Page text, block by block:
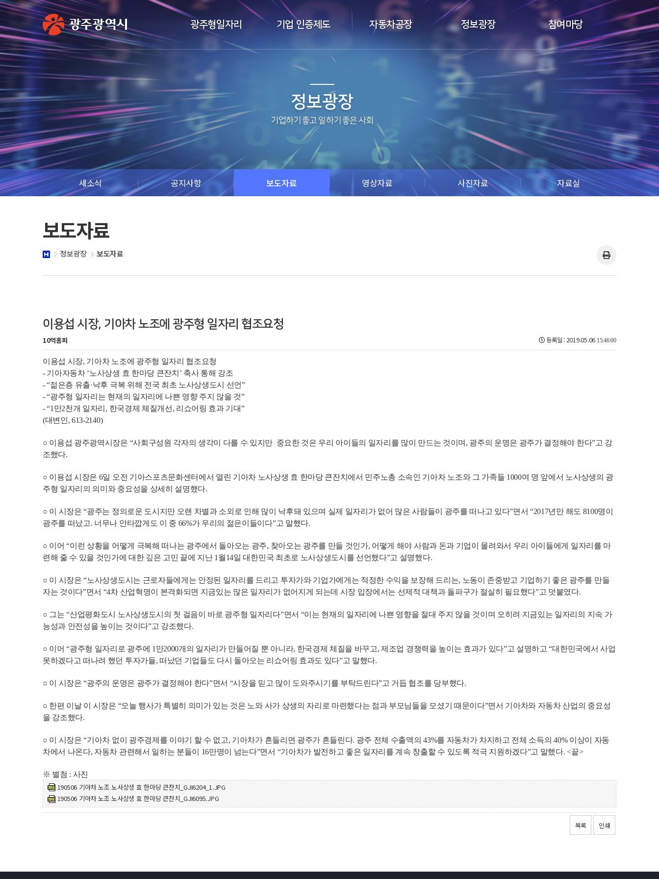
광주형일자리 기업 인증제도 자동차공장 정보광장 참여마당
정보광장
새소식 공지사항 보도자료 영상자료 사진자료 자료실
보도자료
정보광장 보도자료
이용섭 시장, 기아차 노조에 광주형 일자리 협조요청
10억홈피 등록일 : 2019.05.06 15:46:00
이용섭 시장, 기아차 노조에 광주형 일자리 협조요청
- 기아자동차 ‘노사상생 효 한마당 큰잔치’ 축사 통해 강조
- “젊은층 유출·낙후 극복 위해 전국 최초 노사상생도시 선언”
- “광주형 일자리는 현재의 일자리에 나쁜 영향 주지 않을 것”
- “1만2천개 일자리, 한국경제 체질개선, 리쇼어링 효과 기대”
(대변인, 613-2140)
○ 이용섭 광주광역시장은 “사회구성원 각자의 생각이 다를 수 있지만 중요한 것은 우리 아이들의 일자리를 많이 만드는 것이며, 광주의 운명은 광주가 결정해야 한다”고 강
조했다.
○ 이용섭 시장은 6일 오전 기아스포츠문화센터에서 열린 기아차 노사상생 효 한마당 큰잔치에서 민주노총 소속인 기아차 노조와 그 가족들 1000여 명 앞에서 노사상생의 광
주형 일자리의 의미와 중요성을 상세히 설명했다.
○ 이 시장은 “광주는 정의로운 도시지만 오랜 차별과 소외로 인해 많이 낙후돼 있으며 실제 일자리가 없어 많은 사람들이 광주를 떠나고 있다”면서 “2017년만 해도 8100명이
광주를 떠났고. 너무나 안타깝게도 이 중 66%가 우리의 젊은이들이다”고 말했다.
○ 이어 “이런 상황을 어떻게 극복해 떠나는 광주에서 돌아오는 광주, 찾아오는 광주를 만들 것인가, 어떻게 해야 사람과 돈과 기업이 몰려와서 우리 아이들에게 일자리를 마
련해 줄 수 있을 것인가에 대한 깊은 고민 끝에 지난 1월14일 대한민국 최초로 노사상생도시를 선언했다”고 설명했다.
○ 이 시장은 “노사상생도시는 근로자들에게는 안정된 일자리를 드리고 투자가와 기업가에게는 적정한 수익을 보장해 드리는, 노동이 존중받고 기업하기 좋은 광주를 만들
자는 것이다”면서 “4차 산업혁명이 본격화되면 지금있는 많은 일자리가 없어지게 되는데 시장 입장에서는 선제적 대책과 돌파구가 절실히 필요했다”고 덧붙였다.
○ 그는 “산업평화도시 노사상생도시의 첫 걸음이 바로 광주형 일자리다”면서 “이는 현재의 일자리에 나쁜 영향을 절대 주지 않을 것이며 오히려 지금있는 일자리의 지속 가
능성과 안전성을 높이는 것이다”고 강조했다.
○ 이어 “광주형 일자리로 광주에 1만2000개의 일자리가 만들어질 뿐 아니라, 한국경제 체질을 바꾸고, 제조업 경쟁력을 높이는 효과가 있다”고 설명하고 “대한민국에서 사업
못하겠다고 떠나려 했던 투자가들, 떠났던 기업들도 다시 돌아오는 리쇼어링 효과도 있다”고 말했다.
○ 이 시장은 “광주의 운명은 광주가 결정해야 한다”면서 “시장을 믿고 많이 도와주시기를 부탁드린다”고 거듭 협조를 당부했다.
○ 한편 이날 이 시장은 “오늘 행사가 특별히 의미가 있는 것은 노와 사가 상생의 자리로 마련했다는 점과 부모님들을 모셨기 때문이다”면서 기아차와 자동차 산업의 중요성
을 강조했다.
○ 이 시장은 “기아차 없이 광주경제를 이야기 할 수 없고, 기아차가 흔들리면 광주가 흔들린다. 광주 전체 수출액의 43%를 자동차가 차지하고 전체 소득의 40% 이상이 자동
차에서 나온다, 자동차 관련해서 일하는 분들이 16만명이 넘는다”면서 “기아차가 발전하고 좋은 일자리를 계속 창출할 수 있도록 적극 지원하겠다”고 말했다. <끝>
※ 별첨 : 사진
190506 기아차 노조 노사상생 효 한마당 큰잔치_GJI6204_1.JPG
190506 기아차 노조 노사상생 효 한마당 큰잔치_GJI6095.JPG
목록 인쇄